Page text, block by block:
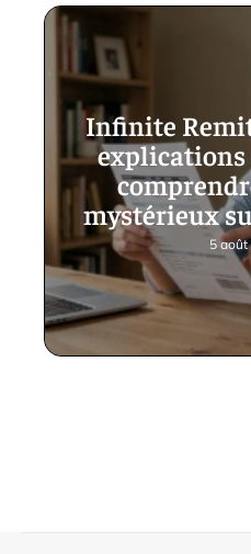
Infinite Remit
mystérieux
5 août